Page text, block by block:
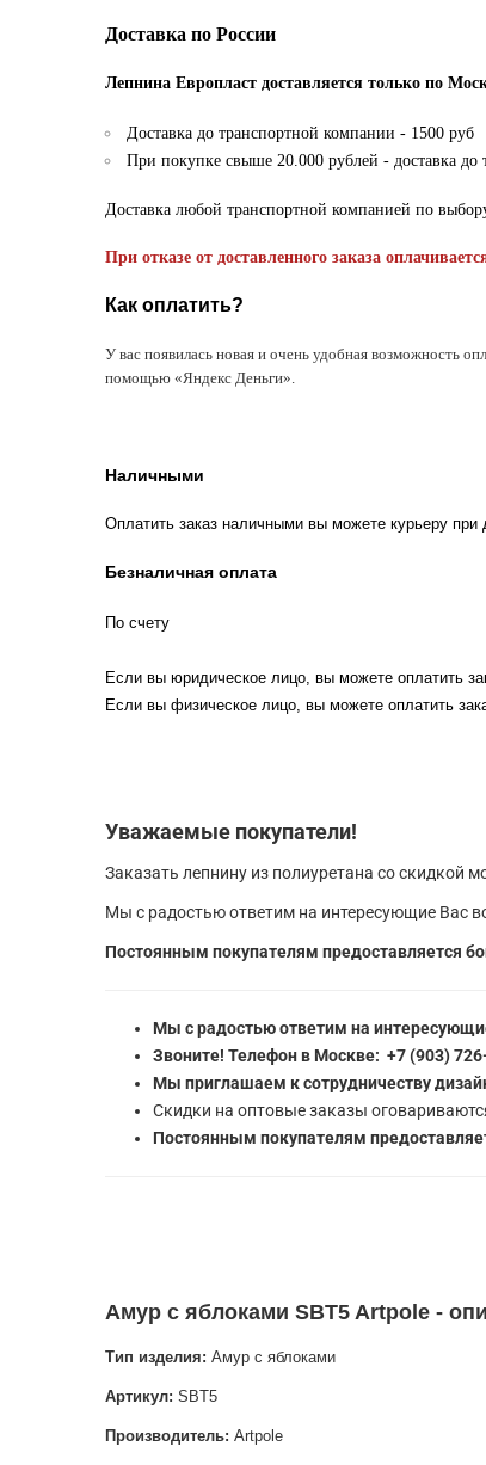
Доставка по России
Лепнина Европласт доставляется только по
Доставка до транспортной компании - 1500 руб
При покупке свыше 20.000 рублей - доставка до
Доставка любой транспортной компанией по
При отказе от доставленного заказа
Как оплатить?
У вас появилась новая и очень удобная возможность
помощью «Яндекс Деньги».
Наличными
Оплатить заказ наличными вы можете курьеру при
Безналичная оплата
По счету
Если вы юридическое лицо, вы можете оплатить
Если вы физическое лицо, вы можете оплатить
Уважаемые покупатели!
Заказать лепнину из полиуретана со скидкой
Мы с радостью ответим на интересующие Вас
Постоянным покупателям предоставляется
Мы с радостью ответим на
Звоните! Телефон в Москве: +7 (903)
Мы приглашаем к сотрудничеству
Скидки на оптовые заказы
Постоянным покупателям
Амур с яблоками SBT5 Artpole -
Тип изделия: Амур с яблоками
Артикул: SBT5
Производитель: Artpole